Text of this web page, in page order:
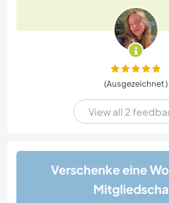
(Ausgezeichnet )
View all 2
Verschenke eine